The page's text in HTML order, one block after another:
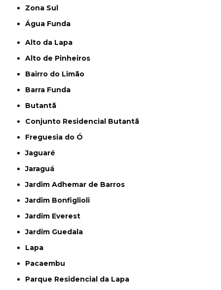
Zona Sul
Água Funda
Alto da Lapa
Alto de Pinheiros
Bairro do Limão
Barra Funda
Butantã
Conjunto Residencial Butantã
Freguesia do Ó
Jaguaré
Jaraguá
Jardim Adhemar de Barros
Jardim Bonfiglioli
Jardim Everest
Jardim Guedala
Lapa
Pacaembu
Parque Residencial da Lapa